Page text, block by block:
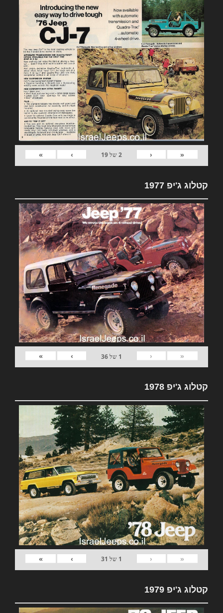
«
‹
2של19
›
»
קטלוג ג'יפ 1977
«
‹
1 של36
›
»
קטלוג ג'יפ 1978
«
‹
1 של 31
›
»
קטלוג ג'יפ 1979